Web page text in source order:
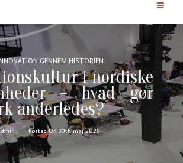
GENNEM HISTORIEN
i nordiske
– hvad gør
anderledes?
Posted On 30th maj 2025